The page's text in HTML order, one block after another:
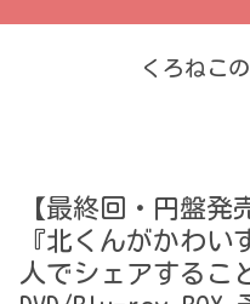
くろねこ
【最終回・円盤発
『北くんがかわい
人でシェアするこ